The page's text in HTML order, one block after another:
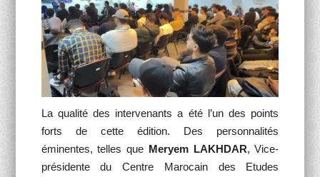
La qualité des intervenants a été l’un des points
forts de cette édition. Des personnalités
éminentes, telles que Meryem LAKHDAR, Vice-
présidente du Centre Marocain des Etudes